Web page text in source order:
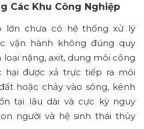
Các Khu Công Nghiệp
lớn chưa có hệ thống xử lý
vận hành không đúng quy
nặng, axit, dung môi công
hại được xả trực tiếp ra môi
hoặc chảy vào sông, kênh
tại lâu dài và cực kỳ nguy
người và hệ sinh thái thủy